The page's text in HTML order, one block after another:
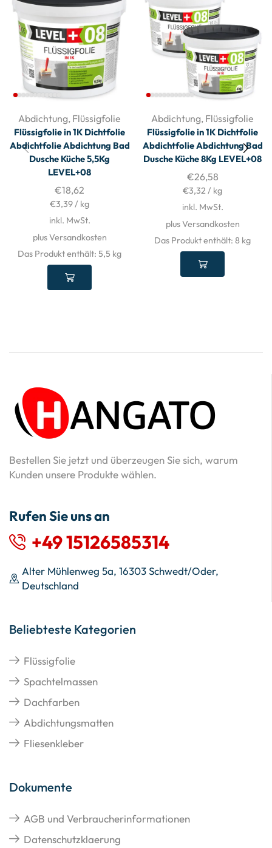
Abdichtung, Flüssigfolie
Flüssigfolie in 1K Dichtfolie
Abdichtfolie Abdichtung Bad
Dusche Küche 5,5Kg
LEVEL+08
€18,62
€3,39/ kg
inkl. MwSt.
plus Versandkosten
Das Produkt enthält: 5,5 kg
Abdichtung, Flüssigfolie
Flüssigfolie in 1K Dichtfolie
Abdichtfolie Abdichtung Bad
Dusche Küche 8Kg LEVEL+08
€26,58
€3,32 / kg
inkl. MwSt.
plus Versandkosten
Das Produkt enthält: 8 kg
Bestellen Sie jetzt und überzeugen Sie sich, warum
Kunden unsere Produkte wählen.
Rufen Sie uns an
+49 15126585314
Alter Mühlenweg 5a, 16303 Schwedt/Oder,
Deutschland
Beliebteste Kategorien
Flüssigfolie
Spachtelmassen
Dachfarben
Abdichtungsmatten
Fliesenkleber
Dokumente
AGB und Verbraucherinformationen
Datenschutzklaerung